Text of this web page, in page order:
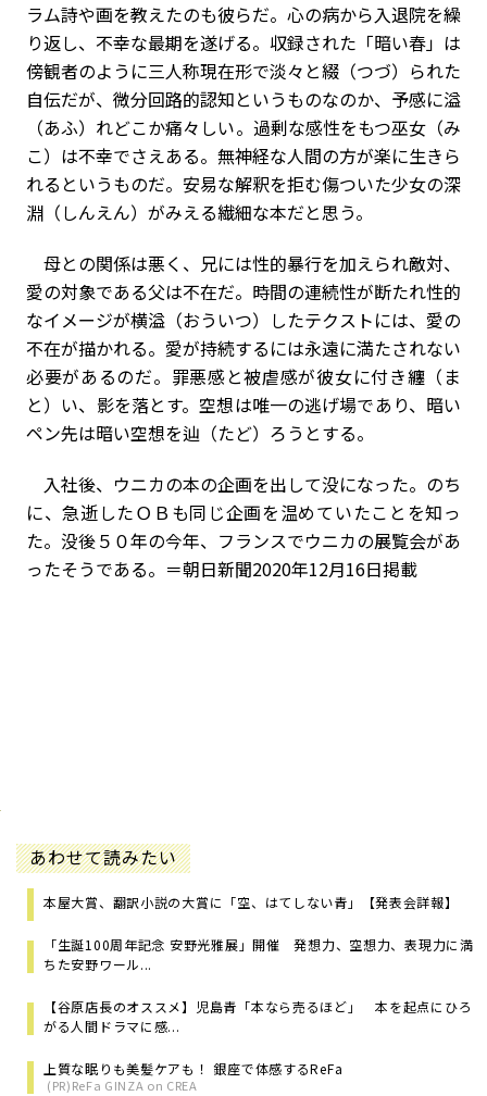
ラム詩や画を教えたのも彼らだ。心の病から入退院を繰
り返し、不幸な最期を遂げる。収録された「暗い春」は
傍観者のように三人称現在形で淡々と綴（つづ）られた
自伝だが、微分回路的認知というものなのか、予感に溢
（あふ）れどこか痛々しい。過剰な感性をもつ巫女（み
こ）は不幸でさえある。無神経な人間の方が楽に生きら
れるというものだ。安易な解釈を拒む傷ついた少女の深
淵（しんえん）がみえる繊細な本だと思う。
母との関係は悪く、兄には性的暴行を加えられ敵対、
愛の対象である父は不在だ。時間の連続性が断たれ性的
なイメージが横溢（おういつ）したテクストには、愛の
不在が描かれる。愛が持続するには永遠に満たされない
必要があるのだ。罪悪感と被虐感が彼女に付き纏（ま
と）い、影を落とす。空想は唯一の逃げ場であり、暗い
ペン先は暗い空想を辿（たど）ろうとする。
入社後、ウニカの本の企画を出して没になった。のち
に、急逝したＯＢも同じ企画を温めていたことを知っ
た。没後５０年の今年、フランスでウニカの展覧会があ
ったそうである。＝朝日新聞2020年12月16日掲載
あわせて読みたい
本屋大賞、翻訳小説の大賞に「空、はてしない青」【発表会詳報】
「生誕100周年記念 安野光雅展」開催 発想力、空想力、表現力に満
ちた安野ワール...
【谷原店長のオススメ】児島青「本なら売るほど」 本を起点にひろ
がる人間ドラマに感...
上質な眠りも美髪ケアも！ 銀座で体感するReFa
(PR)ReFa GINZA on CREA